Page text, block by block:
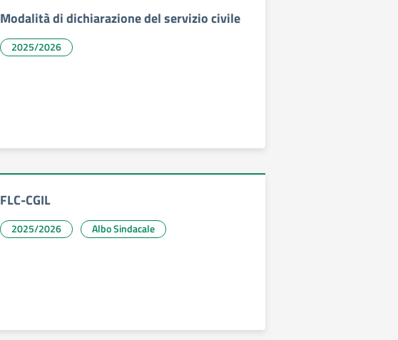
Modalità di dichiarazione del servizio civile
2025/2026
FLC-CGIL
2025/2026 Albo Sindacale